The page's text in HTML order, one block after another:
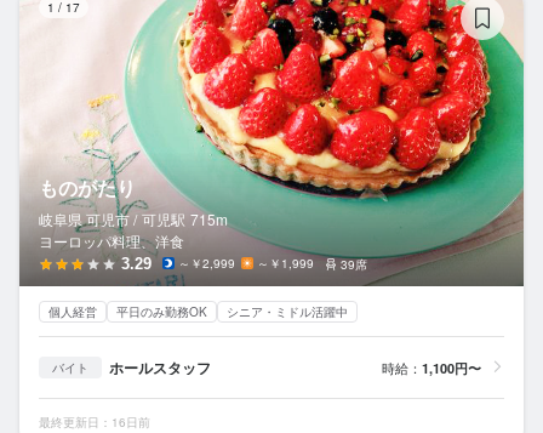
1 / 17
ものがたり
岐阜県 可児市 / 可児駅 715m
ヨーロッパ料理、洋食
3.29 ～￥2,999 ～￥1,999 39席
個人経営 平日のみ勤務OK シニア・ミドル活躍中
バイト ホールスタッフ 時給： 1,100円〜
最終更新日：16日前